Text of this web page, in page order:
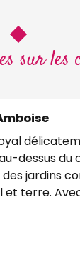
sur les
dessus du
des jardins
terre.